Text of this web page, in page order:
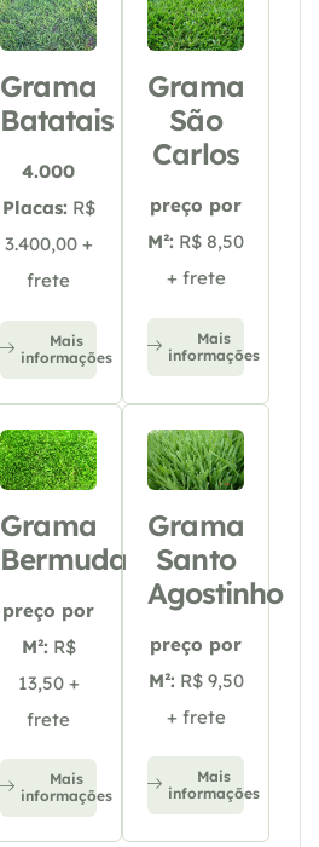
Grama
Batatais
4.000
Placas: R$
3.400,00 +
frete
Mais
informações
Grama
São
Carlos
preço por
M²: R$ 8,50
+ frete
Mais
informações
Grama
Bermuda
preço por
M²: R$
13,50 +
frete
Mais
informações
Grama
Santo
Agostinho
preço por
M²: R$ 9,50
+ frete
Mais
informações